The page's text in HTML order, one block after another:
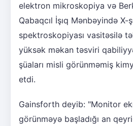
elektron mikroskopiya və
Qabaqcıl İşıq Mənbəyində X-
spektroskopiyası vasitəsilə
yüksək məkan təsviri
şüaları misli görünməmiş
etdi.
Gainsforth deyib: "Monitor
görünməyə başladığı an